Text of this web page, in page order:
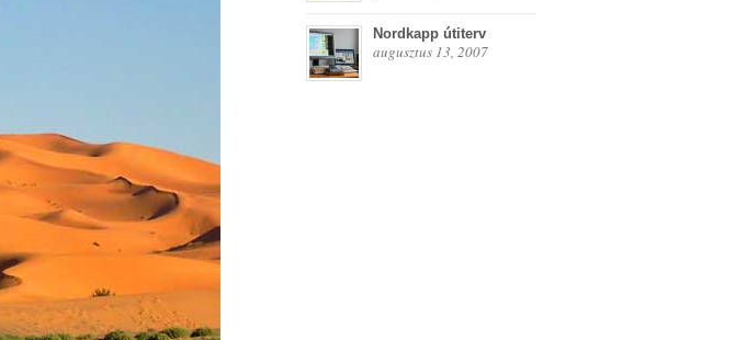
Nordkapp útiterv
augusztus 13, 2007